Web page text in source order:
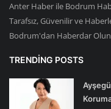
Anter Haber ile Bodrum
Tarafsız, Güvenilir ve
Bodrum'dan Haberdar Olun
TRENDING POSTS